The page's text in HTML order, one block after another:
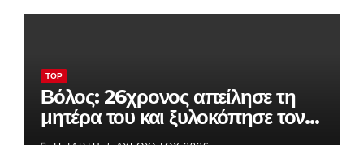
TOP
Βόλος: 26χρονος απείλησε τη
μητέρα του και ξυλοκόπησε τον
αδελφό του – «Θα σε σφάξω»